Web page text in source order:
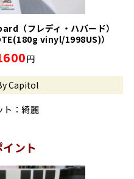
（フレディ・ハバード）
vinyl/1998US)）
円
Capitol
：綺麗
ント